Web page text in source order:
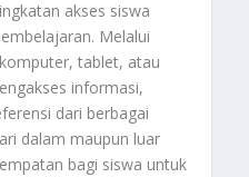
akses siswa
Melalui
tablet, atau
informasi,
dari berbagai
dalam maupun luar
bagi siswa untuk